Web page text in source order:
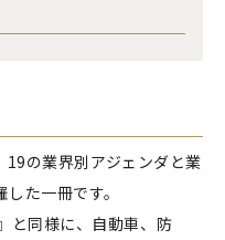
19の業界別アジェンダと業
た一冊です。
と同様に、自動車、防